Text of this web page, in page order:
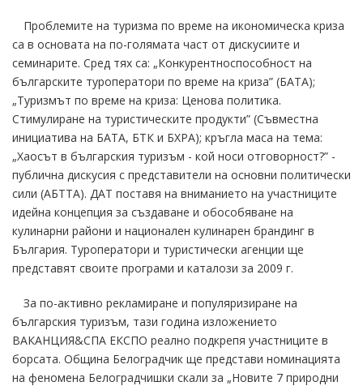
Проблемите на туризма по време на икономическа криза
са в основата на по-голямата част от дискусиите и
семинарите. Сред тях са: „Конкурентноспособност на
българските туроператори по време на криза” (БАТА);
„Туризмът по време на криза: Ценова политика.
Стимулиране на туристическите продукти” (Съвместна
инициатива на БАТА, БТК и БХРА); кръгла маса на тема:
„Хаосът в българския туризъм - кой носи отговорност?” -
публична дискусия с представители на основни политически
сили (АБТТА). ДАТ поставя на вниманието на участниците
идейна концепция за създаване и обособяване на
кулинарни райони и национален кулинарен брандинг в
България. Туроператори и туристически агенции ще
представят своите програми и каталози за 2009 г.
За по-активно рекламиране и популяризиране на
българския туризъм, тази година изложението
ВАКАНЦИЯ&СПА ЕКСПО реално подкрепя участниците в
борсата. Община Белоградчик ще представи номинацията
на феномена Белоградчишки скали за „Новите 7 природни